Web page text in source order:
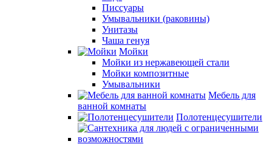
Писсуары
Умывальники (раковины)
Унитазы
Чаша генуя
Мойки
Мойки из нержавеющей стали
Мойки композитные
Умывальники
Мебель для
ванной комнаты
Полотенцесушители